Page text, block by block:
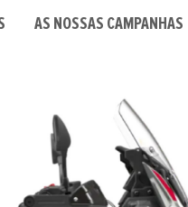
AS NOSSAS CAMPANHAS